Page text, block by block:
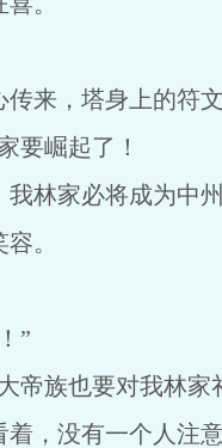
来，塔身上的符
要崛起了！
林家必将成为中
。
”
帝族也要对我林家
，没有一个人注